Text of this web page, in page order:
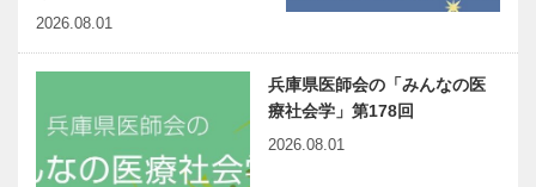
2026.08.01
兵庫県医師会の「みんなの医
療社会学」第178回
2026.08.01